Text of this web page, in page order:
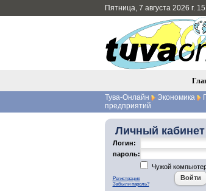
Пятница, 7 августа 2026 г.
Тува-Онлайн Экономика
предприятий
Личный кабинет
Логин:
пароль:
Чужой
Регистрация
Забыли пароль?